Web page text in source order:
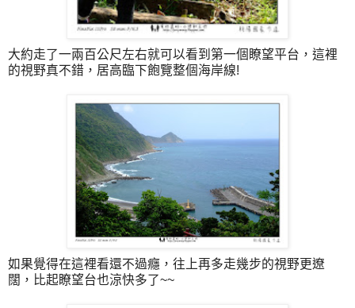
大約走了一兩百公尺左右就可以看到第一個瞭望平台，這裡
的視野真不錯，居高臨下飽覽整個海岸線!
如果覺得在這裡看還不過癮，往上再多走幾步的視野更遼
闊，比起瞭望台也涼快多了~~